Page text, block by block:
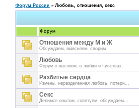
Форум России » Любовь, отношения, секс
Форум
Отношения между М и Ж
Обсуждаем, выясняем, спорим
Любовь
Форум о высоком, о любви и чувствах.
Разбитые сердца
Измены, неразделенная любовь, потери...
Секс
Делимся опытом, советуем, обсуждаем...